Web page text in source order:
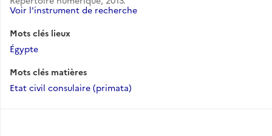
Voir l'instrument de recherche
Mots clés lieux
Égypte
Mots clés matières
Etat civil consulaire (primata)